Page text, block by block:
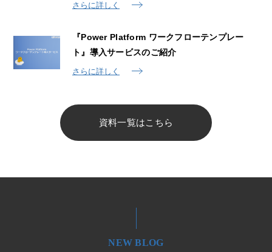
さらに詳しく
『Power Platform ワークフローテンプレー
ト』導入サービスのご紹介
さらに詳しく
資料一覧はこちら
NEW BLOG